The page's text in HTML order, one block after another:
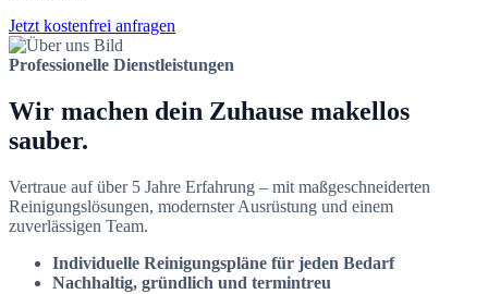
Jetzt kostenfrei anfragen
Professionelle Dienstleistungen
Wir machen dein Zuhause makellos
sauber.
Vertraue auf über 5 Jahre Erfahrung – mit maßgeschneiderten
Reinigungslösungen, modernster Ausrüstung und einem
zuverlässigen Team.
Individuelle Reinigungspläne für jeden Bedarf
Nachhaltig, gründlich und termintreu